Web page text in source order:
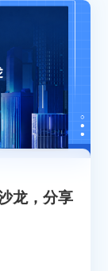
龙，分享